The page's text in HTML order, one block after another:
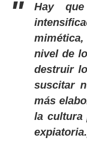
Hay
nivel de
destruir
suscitar
más
la cultura